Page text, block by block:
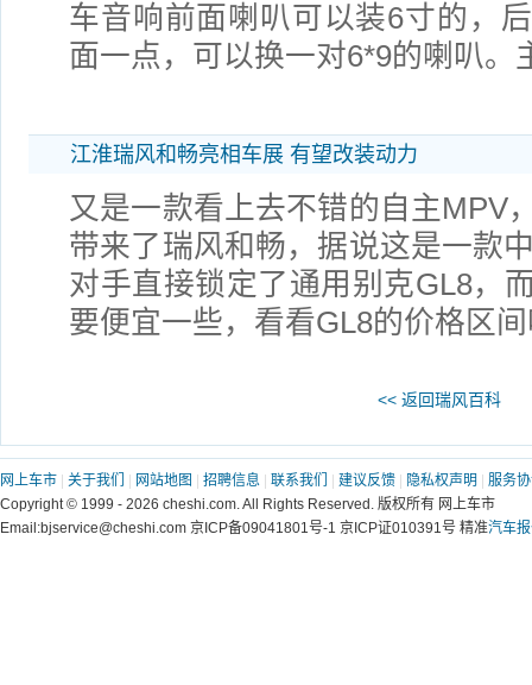
车音响前面喇叭可以装6寸的，
面一点，可以换一对6*9的喇叭。
江淮瑞风和畅亮相车展 有望改装动力
又是一款看上去不错的自主MPV
带来了瑞风和畅，据说这是一款
对手直接锁定了通用别克GL8，
要便宜一些，看看GL8的价格区
<< 返回瑞风百科
网上车市 关于我们 网站地图 招聘信息 联系我们 建议反馈 隐私权声明
服务
Copyright © 1999 - 2026 cheshi.com. All Rights Reserved. 版权所有 网上车市
Email:bjservice@cheshi.com 京ICP备09041801号-1 京ICP证010391号 精准汽车